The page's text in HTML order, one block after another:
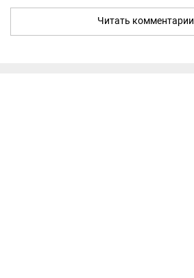
Читать комментарии